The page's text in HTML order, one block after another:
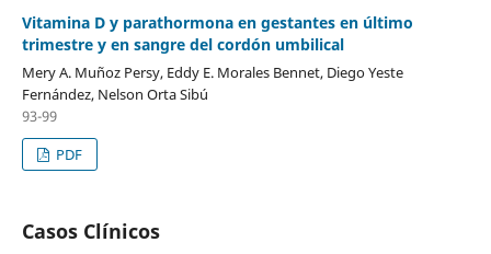
Vitamina D y parathormona en gestantes en último
trimestre y en sangre del cordón umbilical
Mery A. Muñoz Persy, Eddy E. Morales Bennet, Diego Yeste
Fernández, Nelson Orta Sibú
93-99
PDF
Casos Clínicos